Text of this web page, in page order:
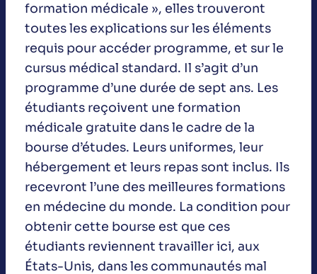
formation médicale », elles trouveront
toutes les explications sur les éléments
requis pour accéder programme, et sur le
cursus médical standard. Il s’agit d’un
programme d’une durée de sept ans. Les
étudiants reçoivent une formation
médicale gratuite dans le cadre de la
bourse d’études. Leurs uniformes, leur
hébergement et leurs repas sont inclus. Ils
recevront l’une des meilleures formations
en médecine du monde. La condition pour
obtenir cette bourse est que ces
étudiants reviennent travailler ici, aux
États-Unis, dans les communautés mal